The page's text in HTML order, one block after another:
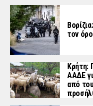
τον
Κρήτη:
ΑΑΔΕ
από